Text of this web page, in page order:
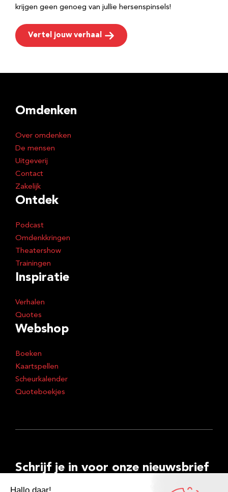
krijgen geen genoeg van jullie hersenspinsels!
Vertel jouw verhaal
Omdenken
Over omdenken
De mensen
Uitgeverij
Contact
Zakelijk
Ontdek
Podcast
Omdenkkringen
Theatershow
Trainingen
Inspiratie
Verhalen
Quotes
Webshop
Boeken
Kaartspellen
Scheurkalender
Quoteboekjes
Schrijf je in voor onze nieuwsbrief